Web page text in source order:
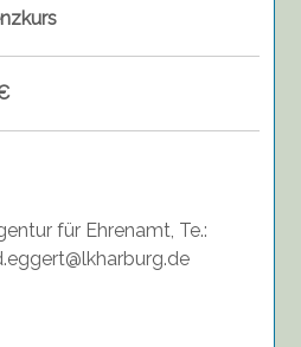
für Ehrenamt, Te.: